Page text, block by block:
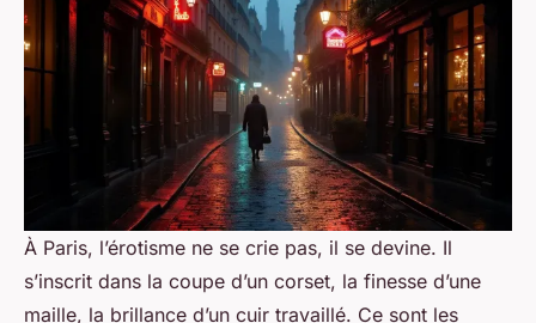
À Paris, l’érotisme ne se crie pas, il se devine. Il
s’inscrit dans la coupe d’un corset, la finesse d’une
maille, la brillance d’un cuir travaillé. Ce sont les